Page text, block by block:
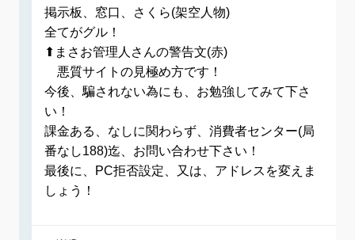
掲示板、窓口、さくら(架空人物)
全てがグル！
⬆まさお管理人さんの警告文(赤)
悪質サイトの見極め方です！
今後、騙されない為にも、お勉強してみて下さ
い！
課金ある、なしに関わらず、消費者センター(局
番なし188)迄、お問い合わせ下さい！
最後に、PC拒否設定、又は、アドレスを変えま
しょう！